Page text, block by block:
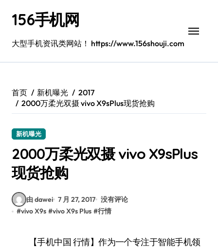
156手机网
大型手机资讯类网站！ https://www.156shouji.com
首页 新机曝光
2017
2000万柔光双摄 vivo X9sPlus现货抢购
新机曝光
2000万柔光双摄 vivo X9sPlus
现货抢购
由 dawei 7 月 27, 2017 没有评论
#vivo X9s #vivo X9s Plus #行情
【手机中国 行情】作为一个专注于智能手机领